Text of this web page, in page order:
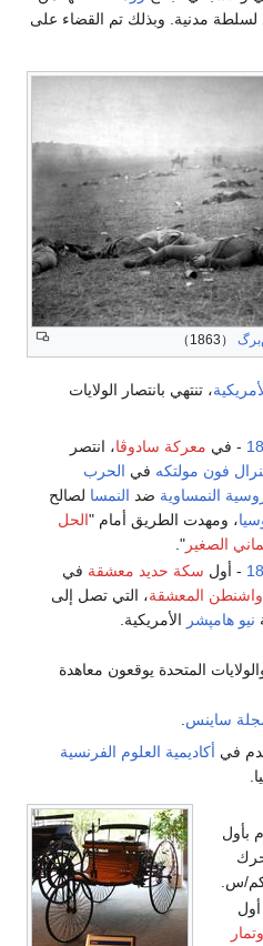
لسلطة مدنية. وبذلك تم القضاء على
（1863）
، تنتهي بانتصار الولايات
- في معركة سادوڤا، انتصر
فون مولتكه في الحرب
النمساوية ضد النمسا لصالح
، ومهدت الطريق أمام "الحل
الصغير ".
- أول سكة حديد معشقة في
المعشقة، التي تصل إلى
نيو هامپشر الأمريكية.
المتحدة يوقعون معاهدة
ساينس.
في أكاديمية العلوم الفرنسية
بأول